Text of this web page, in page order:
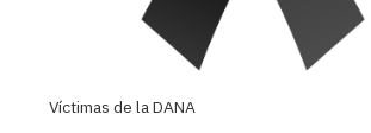
Víctimas de la DANA